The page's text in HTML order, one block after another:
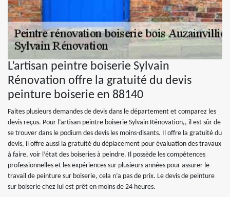
L’artisan peintre boiserie Sylvain
Rénovation offre la gratuité du devis
peinture boiserie en 88140
Faites plusieurs demandes de devis dans le département et comparez les
devis reçus. Pour l’artisan peintre boiserie Sylvain Rénovation,, il est sûr de
se trouver dans le podium des devis les moins-disants. Il offre la gratuité du
devis, il offre aussi la gratuité du déplacement pour évaluation des travaux
à faire, voir l’état des boiseries à peindre. Il possède les compétences
professionnelles et les expériences sur plusieurs années pour assurer le
travail de peinture sur boiserie, cela n’a pas de prix. Le devis de peinture
sur boiserie chez lui est prêt en moins de 24 heures.